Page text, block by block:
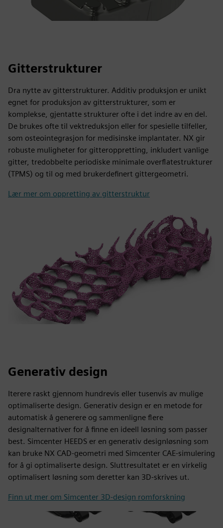
Gitterstrukturer
Dra nytte av gitterstrukturer. Additiv produksjon er unikt
egnet for produksjon av gitterstrukturer, som er
komplekse, gjentatte strukturer ofte i det indre av en del.
De brukes ofte til vektreduksjon eller for spesielle tilfeller,
som osteointegrasjon for medisinske implantater. NX gir
robuste muligheter for gitteroppretting, inkludert vanlige
gitter, tredobbelte periodiske minimale overflatestrukturer
(TPMS) og til og med brukerdefinert gittergeometri.
Lær mer om oppretting av gitterstruktur
Generativ design
Iterere raskt gjennom hundrevis eller tusenvis av mulige
optimaliserte design. Generativ design er en metode for
automatisk å generere og sammenligne flere
designalternativer for å finne en ideell løsning som passer
best. Simcenter HEEDS er en generativ designløsning som
kan bruke NX CAD-geometri med Simcenter CAE-simulering
for å gi optimaliserte design. Sluttresultatet er en virkelig
optimalisert løsning som deretter kan 3D-skrives ut.
Finn ut mer om Simcenter 3D-design romforskning